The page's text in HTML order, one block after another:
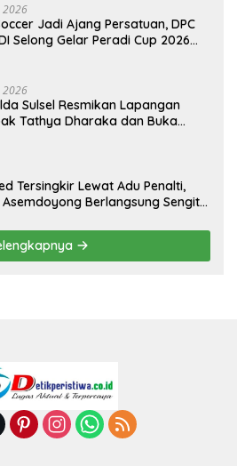
2026
Jadi Ajang Persatuan, DPC
Selong Gelar Peradi Cup 2026
2026
Sulsel Resmikan Lapangan
Tathya Dharaka dan Buka
Tersingkir Lewat Adu Penalti,
Berlangsung Sengit